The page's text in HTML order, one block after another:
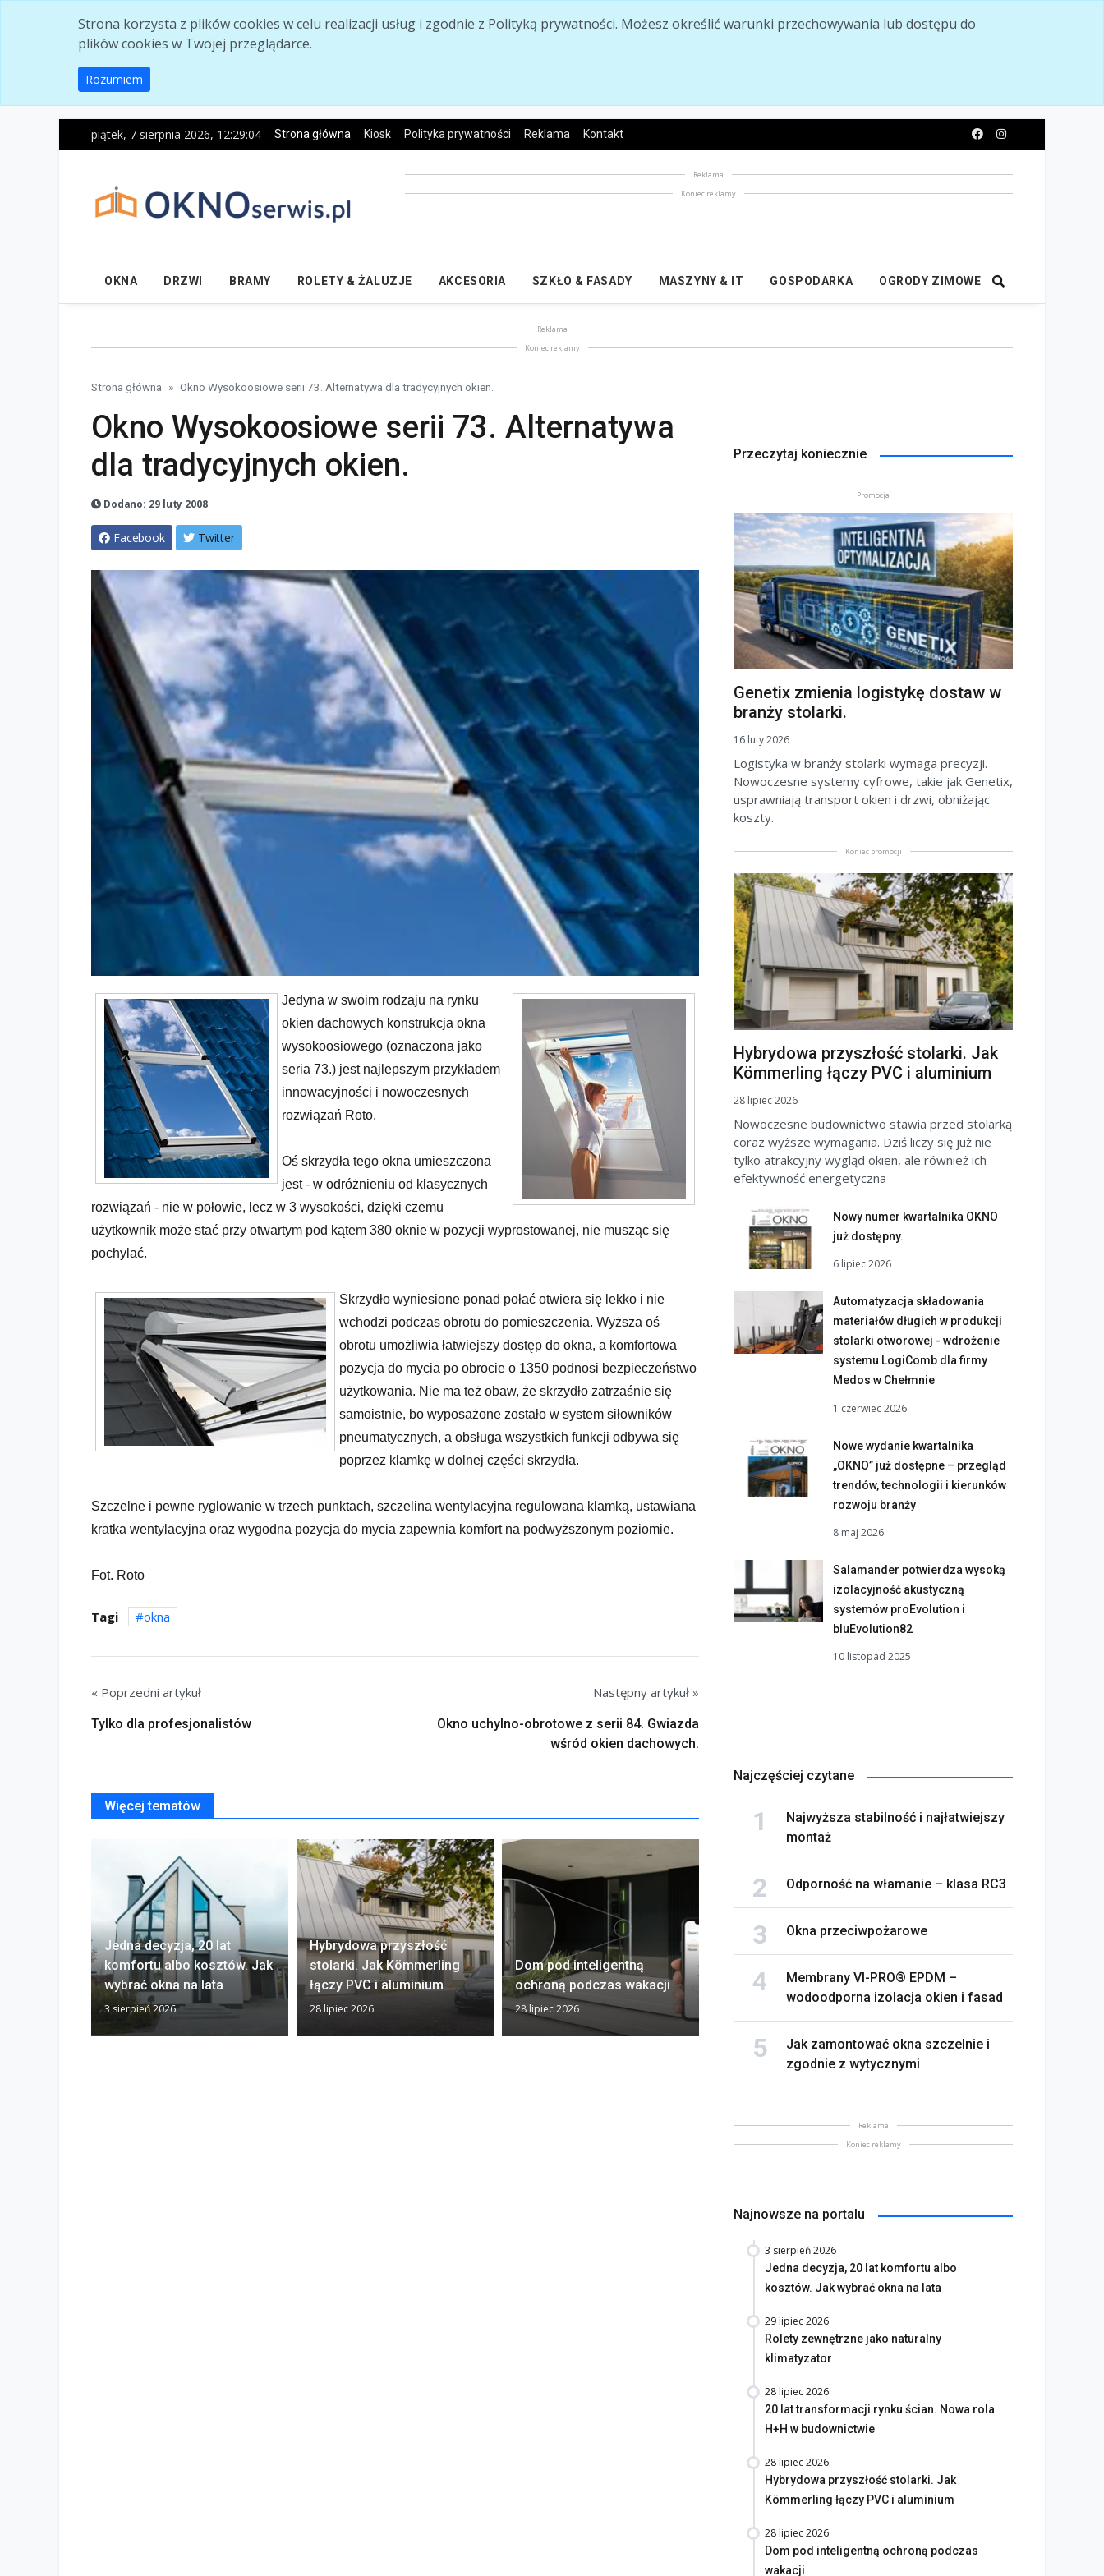
Strona korzysta z plików cookies w celu realizacji usług i zgodnie z Polityką prywatności. Możesz określić warunki przechowywania lub dostępu do
plików cookies w Twojej przeglądarce.
Rozumiem
piątek, 7 sierpnia 2026, 12:29:05 Strona główna Kiosk Polityka prywatności Reklama Kontakt
Reklama
Koniec reklamy
OKNA DRZWI BRAMY ROLETY & ŻALUZJE AKCESORIA SZKŁO & FASADY MASZYNY & IT GOSPODARKA OGRODY ZIMOWE
Reklama
Koniec reklamy
Strona główna Okno Wysokoosiowe serii 73. Alternatywa dla tradycyjnych okien.
Okno Wysokoosiowe serii 73. Alternatywa
dla tradycyjnych okien.
Dodano: 29 luty 2008
Facebook Twitter
Jedyna w swoim rodzaju na rynku
okien dachowych konstrukcja okna
wysokoosiowego (oznaczona jako
seria 73.) jest najlepszym przykładem
innowacyjności i nowoczesnych
rozwiązań Roto.
Oś skrzydła tego okna umieszczona
jest - w odróżnieniu od klasycznych
rozwiązań - nie w połowie, lecz w 3 wysokości, dzięki czemu
użytkownik może stać przy otwartym pod kątem 380 oknie w pozycji wyprostowanej, nie musząc się
pochylać.
Skrzydło wyniesione ponad połać otwiera się lekko i nie
wchodzi podczas obrotu do pomieszczenia. Wyższa oś
obrotu umożliwia łatwiejszy dostęp do okna, a komfortowa
pozycja do mycia po obrocie o 1350 podnosi bezpieczeństwo
użytkowania. Nie ma też obaw, że skrzydło zatrzaśnie się
samoistnie, bo wyposażone zostało w system siłowników
pneumatycznych, a obsługa wszystkich funkcji odbywa się
poprzez klamkę w dolnej części skrzydła.
Szczelne i pewne ryglowanie w trzech punktach, szczelina wentylacyjna regulowana klamką, ustawiana
kratka wentylacyjna oraz wygodna pozycja do mycia zapewnia komfort na podwyższonym poziomie.
Fot. Roto
Tagi okna
« Poprzedni artykuł
Tylko dla profesjonalistów
Następny artykuł »
Okno uchylno-obrotowe z serii 84. Gwiazda
wśród okien dachowych.
Więcej tematów
Jedna decyzja, 20 lat
komfortu albo kosztów. Jak
wybrać okna na lata
3 sierpień 2026
Hybrydowa przyszłość
stolarki. Jak Kömmerling
łączy PVC i aluminium
28 lipiec 2026
Dom pod inteligentną
ochroną podczas wakacji
28 lipiec 2026
Elektryczne okna dachowe
i automatyzacja
parametry
Przeczytaj koniecznie
Promocja
Genetix zmienia logistykę dostaw w
branży stolarki.
16 luty 2026
Logistyka w branży stolarki wymaga precyzji.
Nowoczesne systemy cyfrowe, takie jak Genetix,
usprawniają transport okien i drzwi, obniżając
koszty.
Koniec promocji
Hybrydowa przyszłość stolarki. Jak
Kömmerling łączy PVC i aluminium
28 lipiec 2026
Nowoczesne budownictwo stawia przed stolarką
coraz wyższe wymagania. Dziś liczy się już nie
tylko atrakcyjny wygląd okien, ale również ich
efektywność energetyczna
Nowy numer kwartalnika OKNO
już dostępny.
6 lipiec 2026
Automatyzacja składowania
materiałów długich w produkcji
stolarki otworowej - wdrożenie
systemu LogiComb dla firmy
Medos w Chełmnie
1 czerwiec 2026
Nowe wydanie kwartalnika
„OKNO” już dostępne – przegląd
trendów, technologii i kierunków
rozwoju branży
8 maj 2026
Salamander potwierdza wysoką
izolacyjność akustyczną
systemów proEvolution i
bluEvolution82
10 listopad 2025
Najczęściej czytane
Najwyższa stabilność i najłatwiejszy
montaż
Odporność na włamanie – klasa RC3
Okna przeciwpożarowe
Membrany VI-PRO® EPDM –
wodoodporna izolacja okien i fasad
Jak zamontować okna szczelnie i
zgodnie z wytycznymi
Reklama
Koniec reklamy
Najnowsze na portalu
3 sierpień 2026
Jedna decyzja, 20 lat komfortu albo
kosztów. Jak wybrać okna na lata
29 lipiec 2026
Rolety zewnętrzne jako naturalny
klimatyzator
28 lipiec 2026
20 lat transformacji rynku ścian. Nowa rola
H+H w budownictwie
28 lipiec 2026
Hybrydowa przyszłość stolarki. Jak
Kömmerling łączy PVC i aluminium
28 lipiec 2026
Dom pod inteligentną ochroną podczas
wakacji